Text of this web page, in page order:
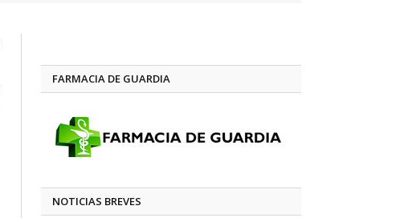
FARMACIA DE GUARDIA
NOTICIAS BREVES